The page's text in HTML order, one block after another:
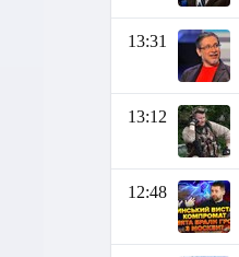
13:31
13:12
12:48